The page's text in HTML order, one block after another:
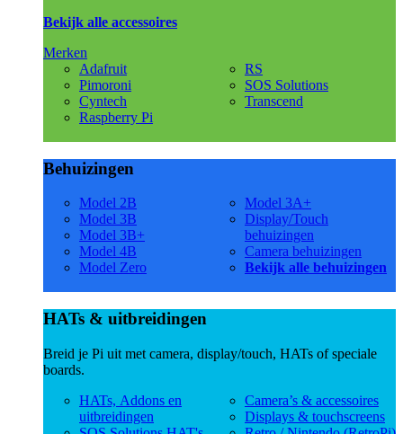
Bekijk alle accessoires
Merken
Adafruit
Pimoroni
Cyntech
Raspberry Pi
RS
SOS Solutions
Transcend
Behuizingen
Model 2B
Model 3B
Model 3B+
Model 4B
Model Zero
Model 3A+
Display/Touch
behuizingen
Camera behuizingen
Bekijk alle behuizingen
HATs & uitbreidingen
Breid je Pi uit met camera, display/touch, HATs of speciale
boards.
HATs, Addons en
uitbreidingen
Camera’s & accessoires
Displays & touchscreens